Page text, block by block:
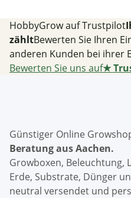
HobbyGrow auf Trustpilot
zähltBewerten Sie Ihren
anderen Kunden bei ihrer
Bewerten Sie uns auf★
Günstiger Online
Beratung aus Aachen.
Growboxen, Beleuchtung,
Erde, Substrate, Dünger
neutral versendet und